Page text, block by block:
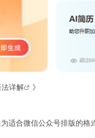
法详解
》
适合微信公众号排版的